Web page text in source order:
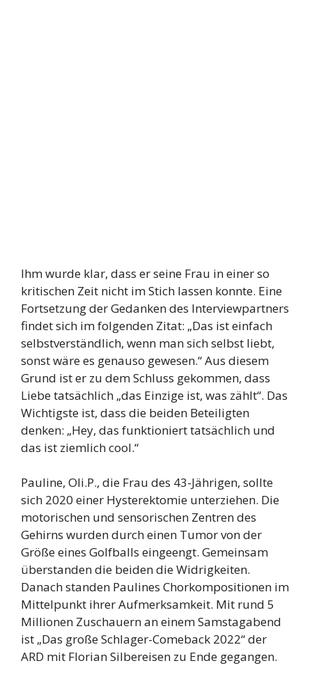
Ihm wurde klar, dass er seine Frau in einer so
kritischen Zeit nicht im Stich lassen konnte. Eine
Fortsetzung der Gedanken des Interviewpartners
findet sich im folgenden Zitat: „Das ist einfach
selbstverständlich, wenn man sich selbst liebt,
sonst wäre es genauso gewesen.“ Aus diesem
Grund ist er zu dem Schluss gekommen, dass
Liebe tatsächlich „das Einzige ist, was zählt“. Das
Wichtigste ist, dass die beiden Beteiligten
denken: „Hey, das funktioniert tatsächlich und
das ist ziemlich cool.“
Pauline, Oli.P., die Frau des 43-Jährigen, sollte
sich 2020 einer Hysterektomie unterziehen. Die
motorischen und sensorischen Zentren des
Gehirns wurden durch einen Tumor von der
Größe eines Golfballs eingeengt. Gemeinsam
überstanden die beiden die Widrigkeiten.
Danach standen Paulines Chorkompositionen im
Mittelpunkt ihrer Aufmerksamkeit. Mit rund 5
Millionen Zuschauern an einem Samstagabend
ist „Das große Schlager-Comeback 2022“ der
ARD mit Florian Silbereisen zu Ende gegangen.